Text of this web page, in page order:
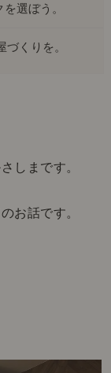
しまです。
お話です。
選ぼう。
くりを。